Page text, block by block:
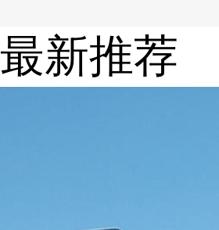
最新推荐